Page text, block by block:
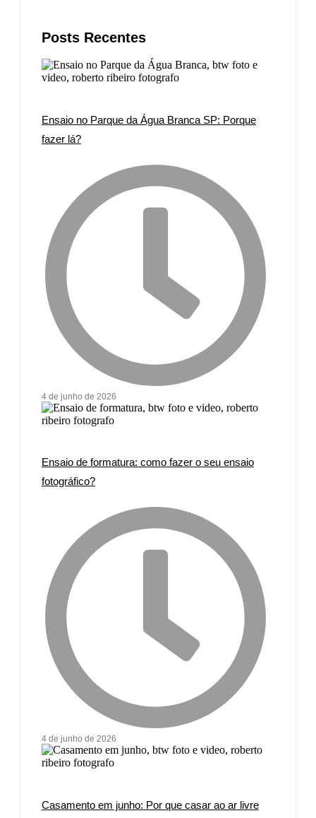
Posts Recentes
Ensaio no Parque da Água Branca SP: Porque
fazer lá?
4 de junho de 2026
Ensaio de formatura: como fazer o seu ensaio
fotográfico?
4 de junho de 2026
Casamento em junho: Por que casar ao ar livre